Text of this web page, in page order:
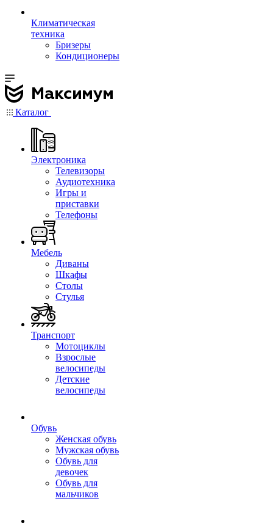
Климатическая
техника
Бризеры
Кондиционеры
Каталог
Электроника
Телевизоры
Аудиотехника
Игры и
приставки
Телефоны
Мебель
Диваны
Шкафы
Столы
Стулья
Транспорт
Мотоциклы
Взрослые
велосипеды
Детские
велосипеды
Обувь
Женская обувь
Мужская обувь
Обувь для
девочек
Обувь для
мальчиков